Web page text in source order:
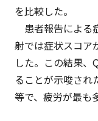
を比較した。
患者報告による
射では症状スコア
した。この結果、
ることが示唆され
等で、疲労が最も